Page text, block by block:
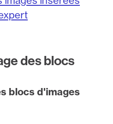
des blocs
blocs d'images